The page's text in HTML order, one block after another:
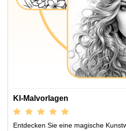
KI-Malvorlagen
Entdecken Sie eine magische